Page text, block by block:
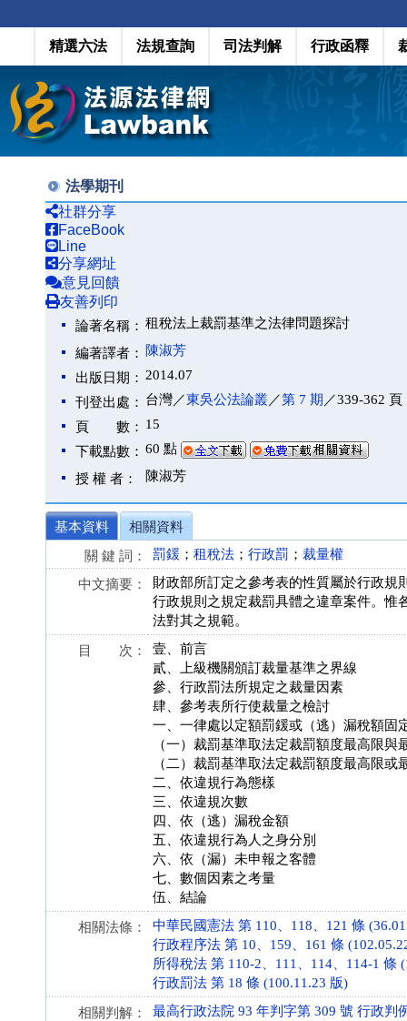
精選六法 法規查詢 司法判解 行政函釋
法學期刊
社群分享
FaceBook
Line
分享網址
意見回饋
友善列印
論著名稱： 租稅法上裁罰基準之法律問題探討
編著譯者：
陳淑芳
出版日期： 2014.07
刊登出處： 台灣／東吳公法論叢／第 7 期 ／339-362 頁
頁 數： 15
下載點數： 60 點
授 權 者： 陳淑芳
基本資料
相關資料
關 鍵 詞：
罰鍰 ； 租稅法 ； 行政罰 ； 裁量權
中文摘要：
財政部所訂定之參考表的性質屬於行政規
行政規則之規定裁罰具體之違章案件。惟
法對其之規範。
目 次：
壹、前言
貳、上級機關頒訂裁量基準之界線
參、行政罰法所規定之裁量因素
肆、參考表所行使裁量之檢討
一、一律處以定額罰鍰或（逃）漏稅額固
（一）裁罰基準取法定裁罰額度最高限與
（二）裁罰基準取法定裁罰額度最高限或
二、依違規行為態樣
三、依違規次數
四、依（逃）漏稅金額
五、依違規行為人之身分別
六、依（漏）未申報之客體
七、數個因素之考量
伍、結論
相關法條：
中華民國憲法 第 110、118、121 條
行政程序法 第 10、159、161 條
所得稅法 第 110-2、111、114、114-1 條
行政罰法 第 18 條 (100.11.23 版)
相關判解：
最高行政法院 93 年判字第 309 號 行政判